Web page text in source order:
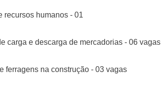
recursos humanos - 01
carga e descarga de mercadorias - 06 vagas
ferragens na construção - 03 vagas